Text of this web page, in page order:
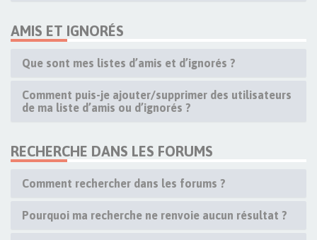
AMIS ET IGNORÉS
Que sont mes listes d’amis et d’ignorés ?
Comment puis-je ajouter/supprimer des utilisateurs
de ma liste d’amis ou d’ignorés ?
RECHERCHE DANS LES FORUMS
Comment rechercher dans les forums ?
Pourquoi ma recherche ne renvoie aucun résultat ?